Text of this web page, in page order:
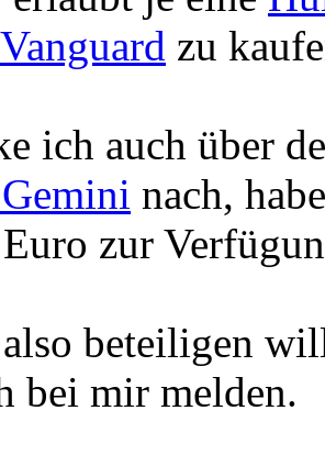
Vanguard zu
ich auch über
nach,
zur
beteiligen
bei mir melden.